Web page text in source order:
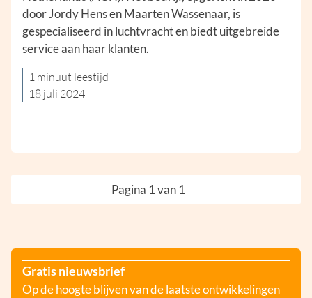
door Jordy Hens en Maarten Wassenaar, is
gespecialiseerd in luchtvracht en biedt uitgebreide
service aan haar klanten.
1 minuut leestijd
18 juli 2024
Pagina 1 van 1
Gratis nieuwsbrief
Op de hoogte blijven van de laatste ontwikkelingen